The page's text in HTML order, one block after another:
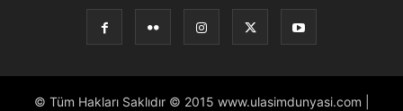
© Tüm Hakları Saklıdır © 2015 www.ulasimdunyasi.com |